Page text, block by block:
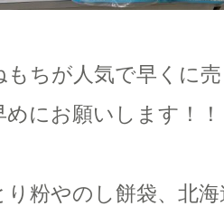
もちが人気で早くに
にお願いします！！
り粉やのし餅袋、北